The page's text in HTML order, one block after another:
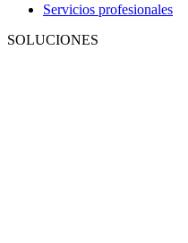
Servicios profesionales
SOLUCIONES